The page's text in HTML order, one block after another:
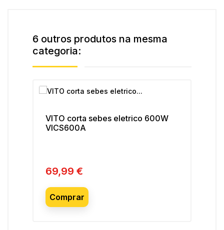
6 outros produtos na mesma
categoria:
VITO corta sebes eletrico 600W
VICS600A
Preço
69,99 €
Comprar